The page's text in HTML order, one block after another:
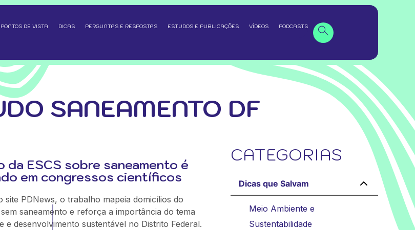
PONTOS DE VISTA DICAS PERGUNTAS E RESPOSTAS ESTUDOS E PUBLICAÇÕES VÍDEOS PODCASTS
SANEAMENTO DF
da ESCS sobre saneamento é
em congressos científicos
site PDNews, o trabalho mapeia domicílios do
saneamento e reforça a importância do tema
e desenvolvimento sustentável no Distrito Federal.
CATEGORIAS
Dicas que Salvam
Meio Ambiente e
Sustentabilidade